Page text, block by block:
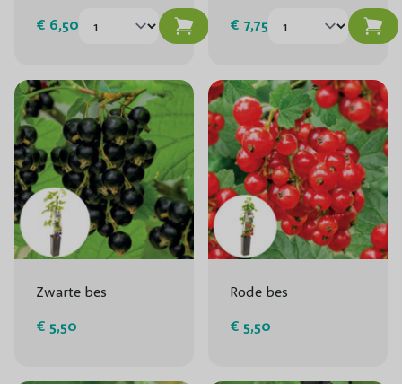
€ 6,50
€ 7,75
Zwarte bes
€ 5,50
Rode bes
€ 5,50